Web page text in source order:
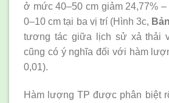
ở mức 40–50 cm giảm 24,77%
0–10 cm tại ba vị trí (Hình 3c,
tương tác giữa lịch sử xả thải
cũng có ý nghĩa đối với hàm
0,01).
Hàm lượng TP được phân biệt